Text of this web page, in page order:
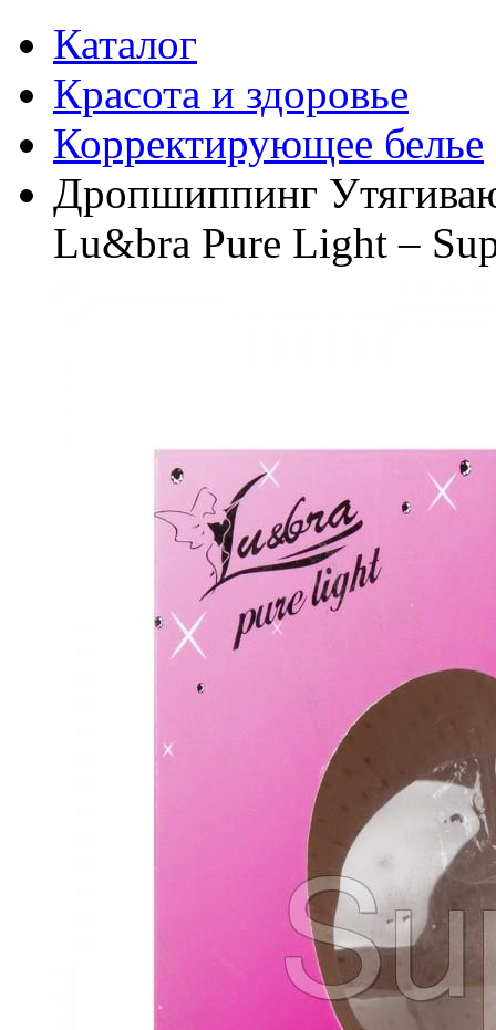
Каталог
Красота и здоровье
Корректирующее белье
Дропшиппинг
Lu&bra Pure Light –